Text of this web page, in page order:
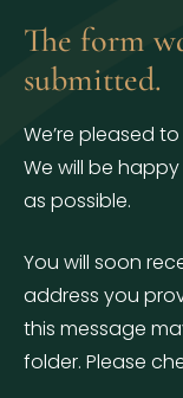
The form
submitted.
We’re pleased
We will be
as possible.
You will soon
address you
this message
folder. Please